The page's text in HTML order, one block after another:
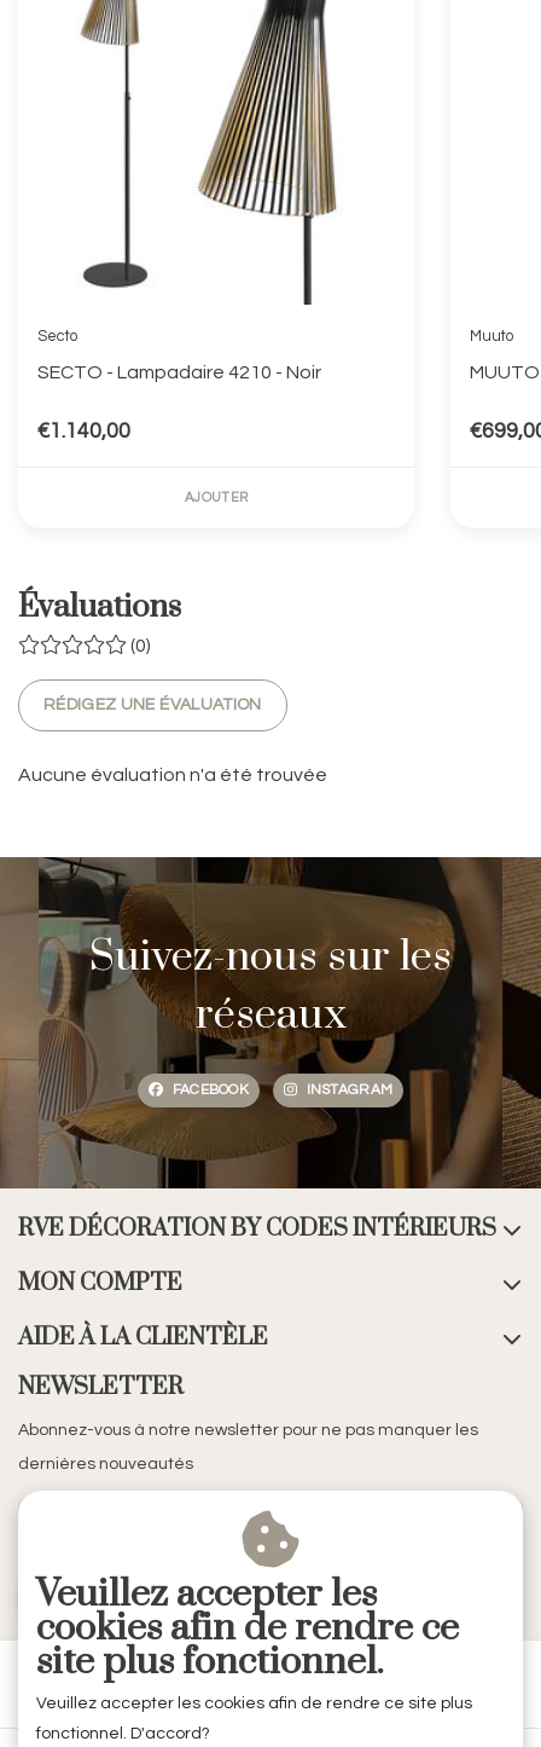
Secto
SECTO - Lampadaire 4210 - Noir
€1.140,00
AJOUTER
Muuto
Évaluations
(0)
RÉDIGEZ UNE ÉVALUATION
Aucune évaluation n'a été trouvée
Suivez-nous sur les
réseaux
FACEBOOK INSTAGRAM
RVE DÉCORATION BY CODES INTÉRIEURS
MON COMPTE
AIDE À LA CLIENTÈLE
NEWSLETTER
Abonnez-vous à notre newsletter pour ne pas manquer les
dernières nouveautés
S'ABONNER
Veuillez accepter les
cookies afin de rendre ce
site plus fonctionnel.
Veuillez accepter les cookies afin de rendre ce site plus
fonctionnel. D'accord?